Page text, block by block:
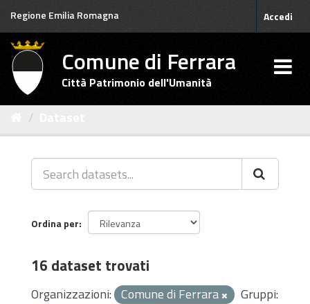
Salta
contenuto
Regione Emilia Romagna Accedi
Comune di Ferrara
Città Patrimonio dell'Umanità
Ordina per
16 dataset trovati
Organizzazioni: Comune di Ferrara
Gruppi: